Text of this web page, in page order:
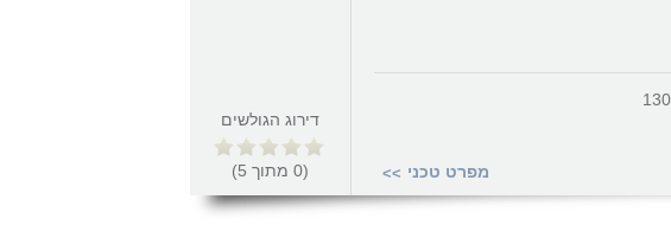
מפרט טכני >>
דירוג הגולשים
(
0 מתוך 5
)